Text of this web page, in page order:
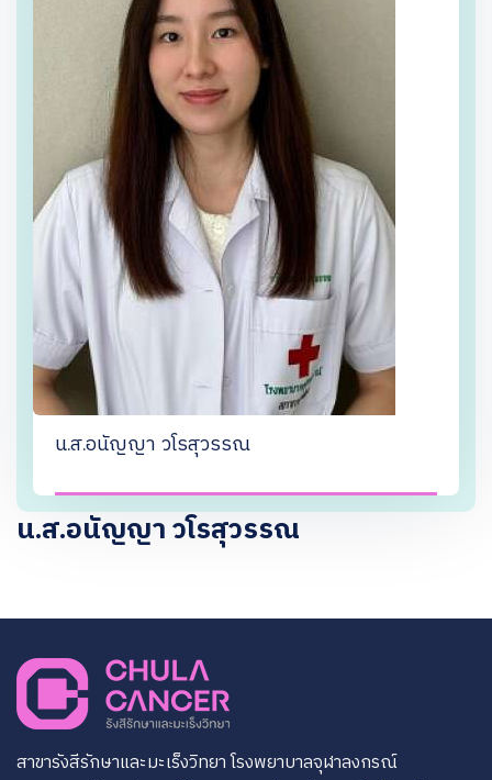
น.ส.อนัญญา วโรสุวรรณ
น.ส.อนัญญา วโรสุวรรณ
สาขารังสีรักษาและมะเร็งวิทยา โรงพยาบาลจุฬาลงกรณ์